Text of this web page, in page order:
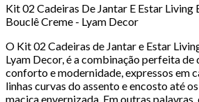
Kit 02 Cadeiras De Jantar E Estar Living
Bouclê Creme - Lyam Decor
O Kit 02 Cadeiras de Jantar e Estar
Lyam Decor, é a combinação perfeita de
conforto e modernidade, expressos em
linhas curvas do assento e encosto até
maciça envernizada. Em outras